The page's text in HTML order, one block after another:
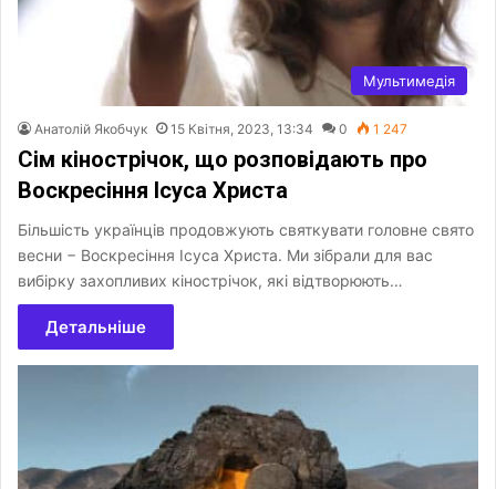
Мультимедія
Анатолій Якобчук 15 Квітня, 2023, 13:34 0 1 247
Сім кінострічок, що розповідають про
Воскресіння Ісуса Христа
Більшість українців продовжують святкувати головне свято
весни − Воскресіння Ісуса Христа. Ми зібрали для вас
вибірку захопливих кінострічок, які відтворюють…
Детальніше